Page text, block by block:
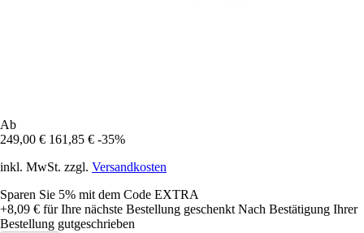
Ab
249,00 € 161,85 € -35%
inkl. MwSt. zzgl. Versandkosten
Sparen Sie 5% mit dem Code EXTRA
+8,09 € für Ihre nächste Bestellung geschenkt Nach Bestätigung Ihrer
Bestellung gutgeschrieben